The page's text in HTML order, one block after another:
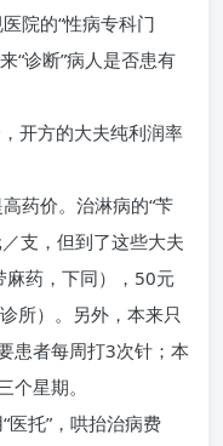
院的“性病专科门
“诊断”病人是否患有
开方的大夫纯利润率
药价。治淋病的“苄
支，但到了这些大夫
药，下同），50元
所）。另外，本来只
患者每周打3次针；本
星期。
医托”，哄抬治病费